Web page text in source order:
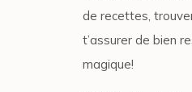
de recettes,
t’assurer de bien
magique!